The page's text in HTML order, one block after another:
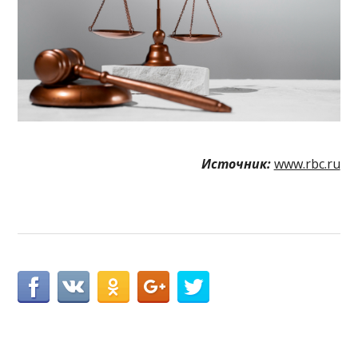
Источник: www.rbc.ru